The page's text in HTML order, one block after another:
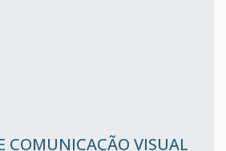
COMUNICAÇÃO VISUAL